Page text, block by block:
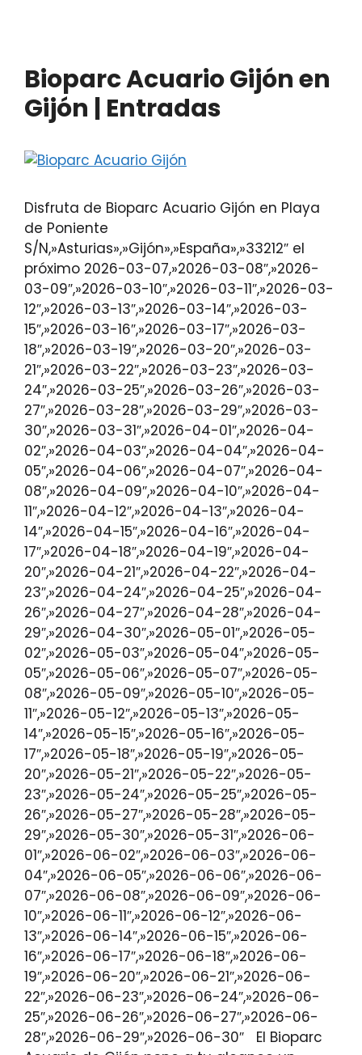
Bioparc Acuario Gijón en
Gijón | Entradas
Disfruta de Bioparc Acuario Gijón en Playa
de Poniente
S/N,»Asturias»,»Gijón»,»España»,»33212″ el
próximo 2026-03-07,»2026-03-08″,»2026-
03-09″,»2026-03-10″,»2026-03-11″,»2026-03-
12″,»2026-03-13″,»2026-03-14″,»2026-03-
15″,»2026-03-16″,»2026-03-17″,»2026-03-
18″,»2026-03-19″,»2026-03-20″,»2026-03-
21″,»2026-03-22″,»2026-03-23″,»2026-03-
24″,»2026-03-25″,»2026-03-26″,»2026-03-
27″,»2026-03-28″,»2026-03-29″,»2026-03-
30″,»2026-03-31″,»2026-04-01″,»2026-04-
02″,»2026-04-03″,»2026-04-04″,»2026-04-
05″,»2026-04-06″,»2026-04-07″,»2026-04-
08″,»2026-04-09″,»2026-04-10″,»2026-04-
11″,»2026-04-12″,»2026-04-13″,»2026-04-
14″,»2026-04-15″,»2026-04-16″,»2026-04-
17″,»2026-04-18″,»2026-04-19″,»2026-04-
20″,»2026-04-21″,»2026-04-22″,»2026-04-
23″,»2026-04-24″,»2026-04-25″,»2026-04-
26″,»2026-04-27″,»2026-04-28″,»2026-04-
29″,»2026-04-30″,»2026-05-01″,»2026-05-
02″,»2026-05-03″,»2026-05-04″,»2026-05-
05″,»2026-05-06″,»2026-05-07″,»2026-05-
08″,»2026-05-09″,»2026-05-10″,»2026-05-
11″,»2026-05-12″,»2026-05-13″,»2026-05-
14″,»2026-05-15″,»2026-05-16″,»2026-05-
17″,»2026-05-18″,»2026-05-19″,»2026-05-
20″,»2026-05-21″,»2026-05-22″,»2026-05-
23″,»2026-05-24″,»2026-05-25″,»2026-05-
26″,»2026-05-27″,»2026-05-28″,»2026-05-
29″,»2026-05-30″,»2026-05-31″,»2026-06-
01″,»2026-06-02″,»2026-06-03″,»2026-06-
04″,»2026-06-05″,»2026-06-06″,»2026-06-
07″,»2026-06-08″,»2026-06-09″,»2026-06-
10″,»2026-06-11″,»2026-06-12″,»2026-06-
13″,»2026-06-14″,»2026-06-15″,»2026-06-
16″,»2026-06-17″,»2026-06-18″,»2026-06-
19″,»2026-06-20″,»2026-06-21″,»2026-06-
22″,»2026-06-23″,»2026-06-24″,»2026-06-
25″,»2026-06-26″,»2026-06-27″,»2026-06-
28″,»2026-06-29″,»2026-06-30″ El Bioparc